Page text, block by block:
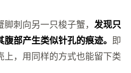
脚刺向另一只梭子蟹，发现只
部产生类似针孔的痕迹。 即
上，用同样的方式也能留下类